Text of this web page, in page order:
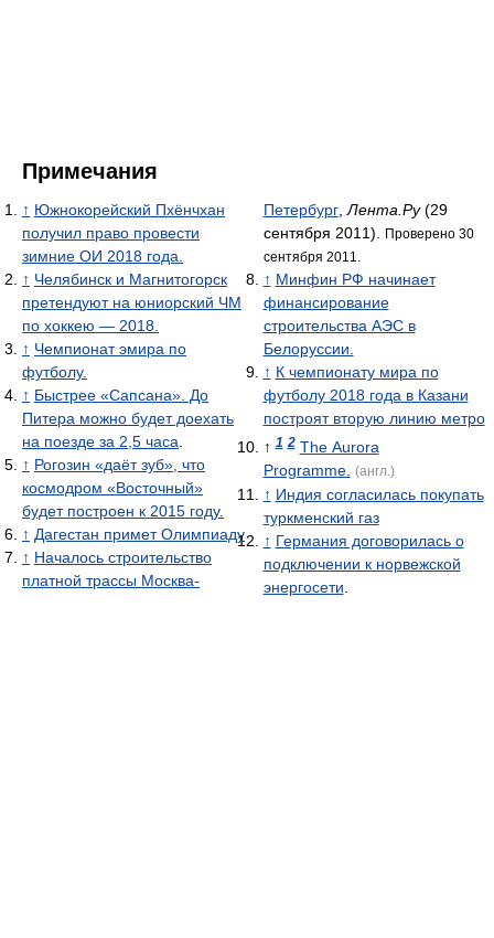
Примечания
↑ Южнокорейский Пхёнчхан
получил право провести
зимние ОИ 2018 года.
↑ Челябинск и Магнитогорск
претендуют на юниорский ЧМ
по хоккею — 2018.
↑ Чемпионат эмира по
футболу.
↑ Быстрее «Сапсана». До
Питера можно будет доехать
на поезде за 2,5 часа
↑ Рогозин «даёт зуб», что
космодром «Восточный»
будет построен к 2015 году.
↑ Дагестан примет Олимпиаду
↑ Началось строительство
платной трассы Москва-
Петербург, Лента.Ру(29
сентября 2011).
Проверено 30
сентября 2011.
↑ Минфин РФ начинает
финансирование
строительства АЭС в
Белоруссии.
↑ К чемпионату мира по
футболу 2018 года в Казани
построят вторую линию метро
↑1 2 The Aurora
Programme. (англ.)
↑ Индия согласилась покупать
туркменский газ
↑ Германия договорилась о
подключении к норвежской
энергосети